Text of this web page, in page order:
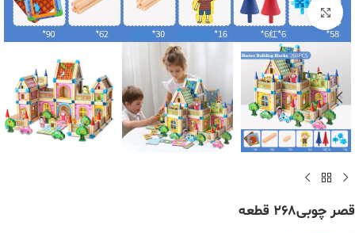
برای بزرگنمایی کلیک کنید
قصر چوبی۲۶۸ قطعه